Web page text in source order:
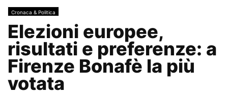
Cronaca & Politica
Elezioni europee,
risultati e preferenze: a
Firenze Bonafè la più
votata